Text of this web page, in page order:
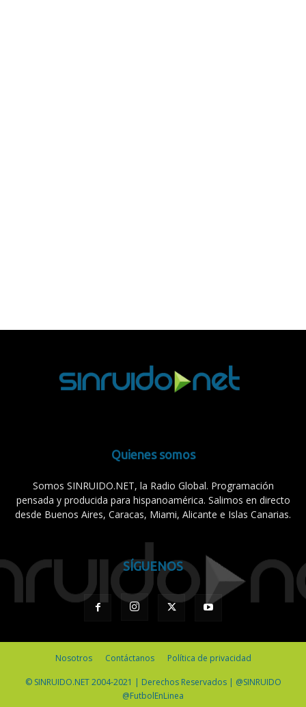
Quienes somos
Somos SINRUIDO.NET, la Radio Global. Programación
pensada y producida para hispanoamérica. Salimos en directo
desde Buenos Aires, Caracas, Miami, Alicante e Islas Canarias.
SÍGUENOS
Nosotros Contáctanos Política de privacidad
© SINRUIDO.NET 2004-2021 | Derechos Reservados | @SINRUIDO
@FutbolEnLinea